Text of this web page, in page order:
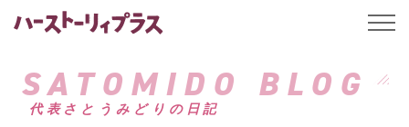
ハーストーリィプ
SATOMIDO BLOG
代表さとうみどりの日記
t
l